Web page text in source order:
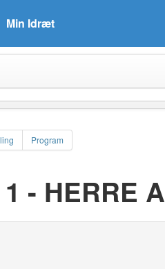
Min Idræt
Program
- HERRE A